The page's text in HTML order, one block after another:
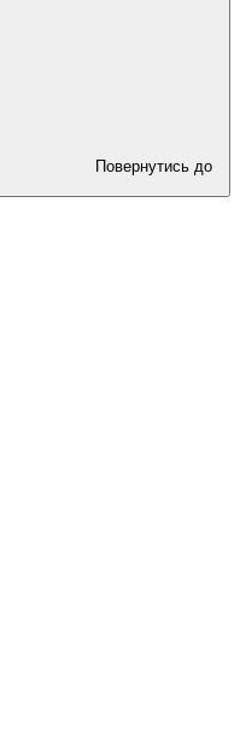
Повернутись до